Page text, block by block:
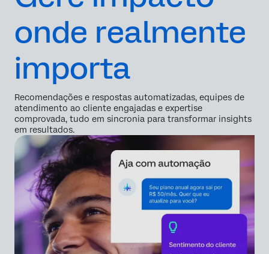
onde realmente
importa
Recomendações e respostas automatizadas, equipes de
atendimento ao cliente engajadas e expertise
comprovada, tudo em sincronia para transformar insights
em resultados.